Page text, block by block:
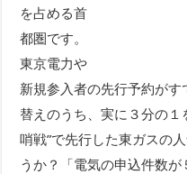
を占める首
都圏です。
東京電力や
新規参入者の先行予約が
替えのうち、実に３分の
哨戦”で先行した東ガスの
うか？「電気の申込件数